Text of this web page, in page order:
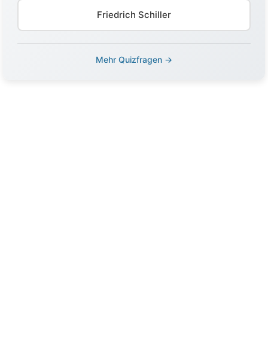
Friedrich Schiller
Mehr Quizfragen →